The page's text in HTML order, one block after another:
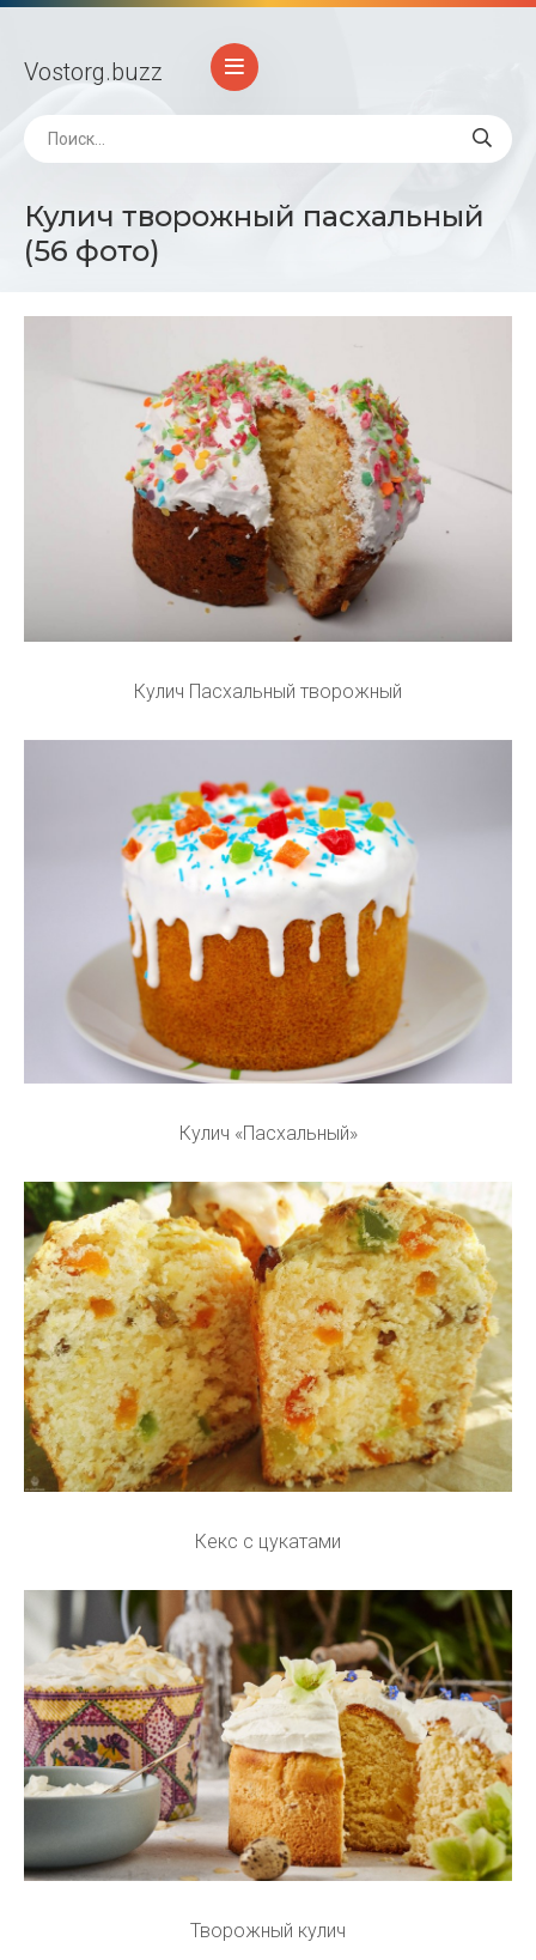
Vostorg.buzz
Кулич творожный пасхальный
(56 фото)
Кулич Пасхальный творожный
Кулич «Пасхальный»
Кекс с цукатами
Творожный кулич